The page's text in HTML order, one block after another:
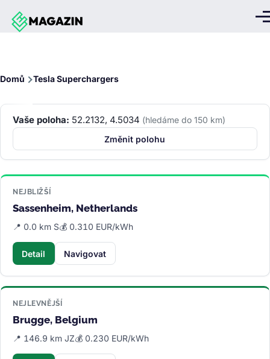
Přejít k hlavnímu obsahu
Domů Tesla Superchargers
Vaše poloha: 52.2132, 4.5034 (hledáme do 150 km)
Změnit polohu
NEJBLIŽŠÍ
Sassenheim, Netherlands
📍 0.0 km S💰 0.310 EUR/kWh
Detail Navigovat
NEJLEVNĚJŠÍ
Brugge, Belgium
📍 146.9 km JZ💰 0.230 EUR/kWh